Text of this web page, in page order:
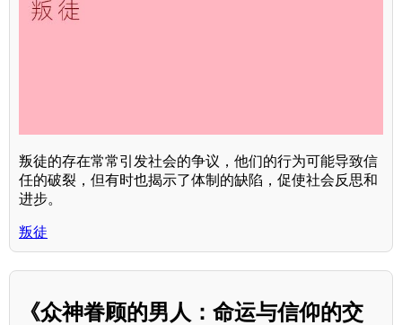
叛徒的存在常常引发社会的争议，他们的行为可能导致信
任的破裂，但有时也揭示了体制的缺陷，促使社会反思和
进步。
叛徒
《众神眷顾的男人：命运与信仰的交